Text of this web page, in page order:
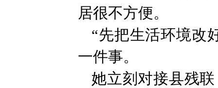
居很不方便。
“先把生活环境改
一件事。
她立刻对接县残